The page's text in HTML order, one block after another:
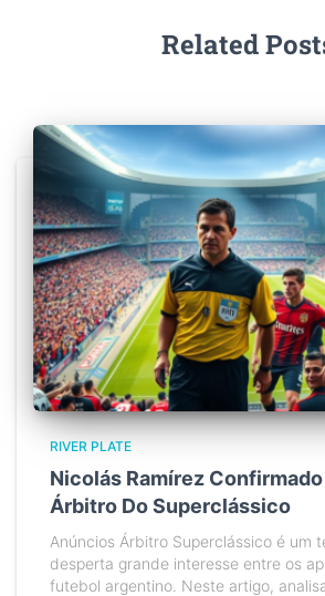
Related
RIVER PLATE
Nicolás Ramírez
Árbitro Do Superclássico
Anúncios Árbitro Superclássico é um
desperta grande interesse entre os
futebol argentino. Neste artigo,